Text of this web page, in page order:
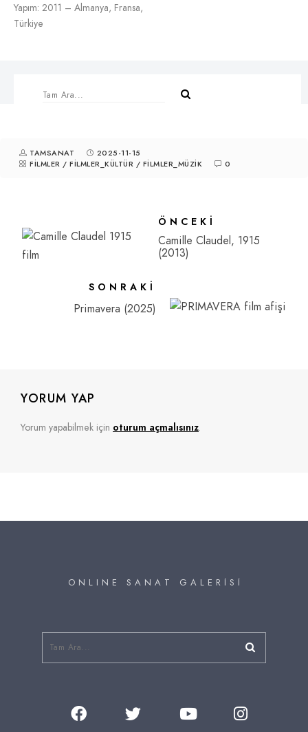
Yapım: 2011 – Almanya, Fransa,
Türkiye
TAMSANAT
2025-11-15
FILMLER / FILMLER_KÜLTÜR / FILMLER_MÜZIK 0
ÖNCEKI
Camille Claudel, 1915
(2013)
SONRAKI
Primavera (2025)
YORUM YAP
Yorum yapabilmek için oturum açmalısınız.
O N L I N E S A N A T G A L E R İ S İ